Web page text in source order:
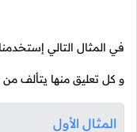
في المثال التالي
و كل تعليق منها يتألف
المثال الأول